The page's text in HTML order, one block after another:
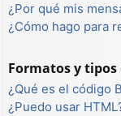
¿Por qué mis
¿Cómo hago para
Formatos y tipos
¿Qué es el código
¿Puedo usar